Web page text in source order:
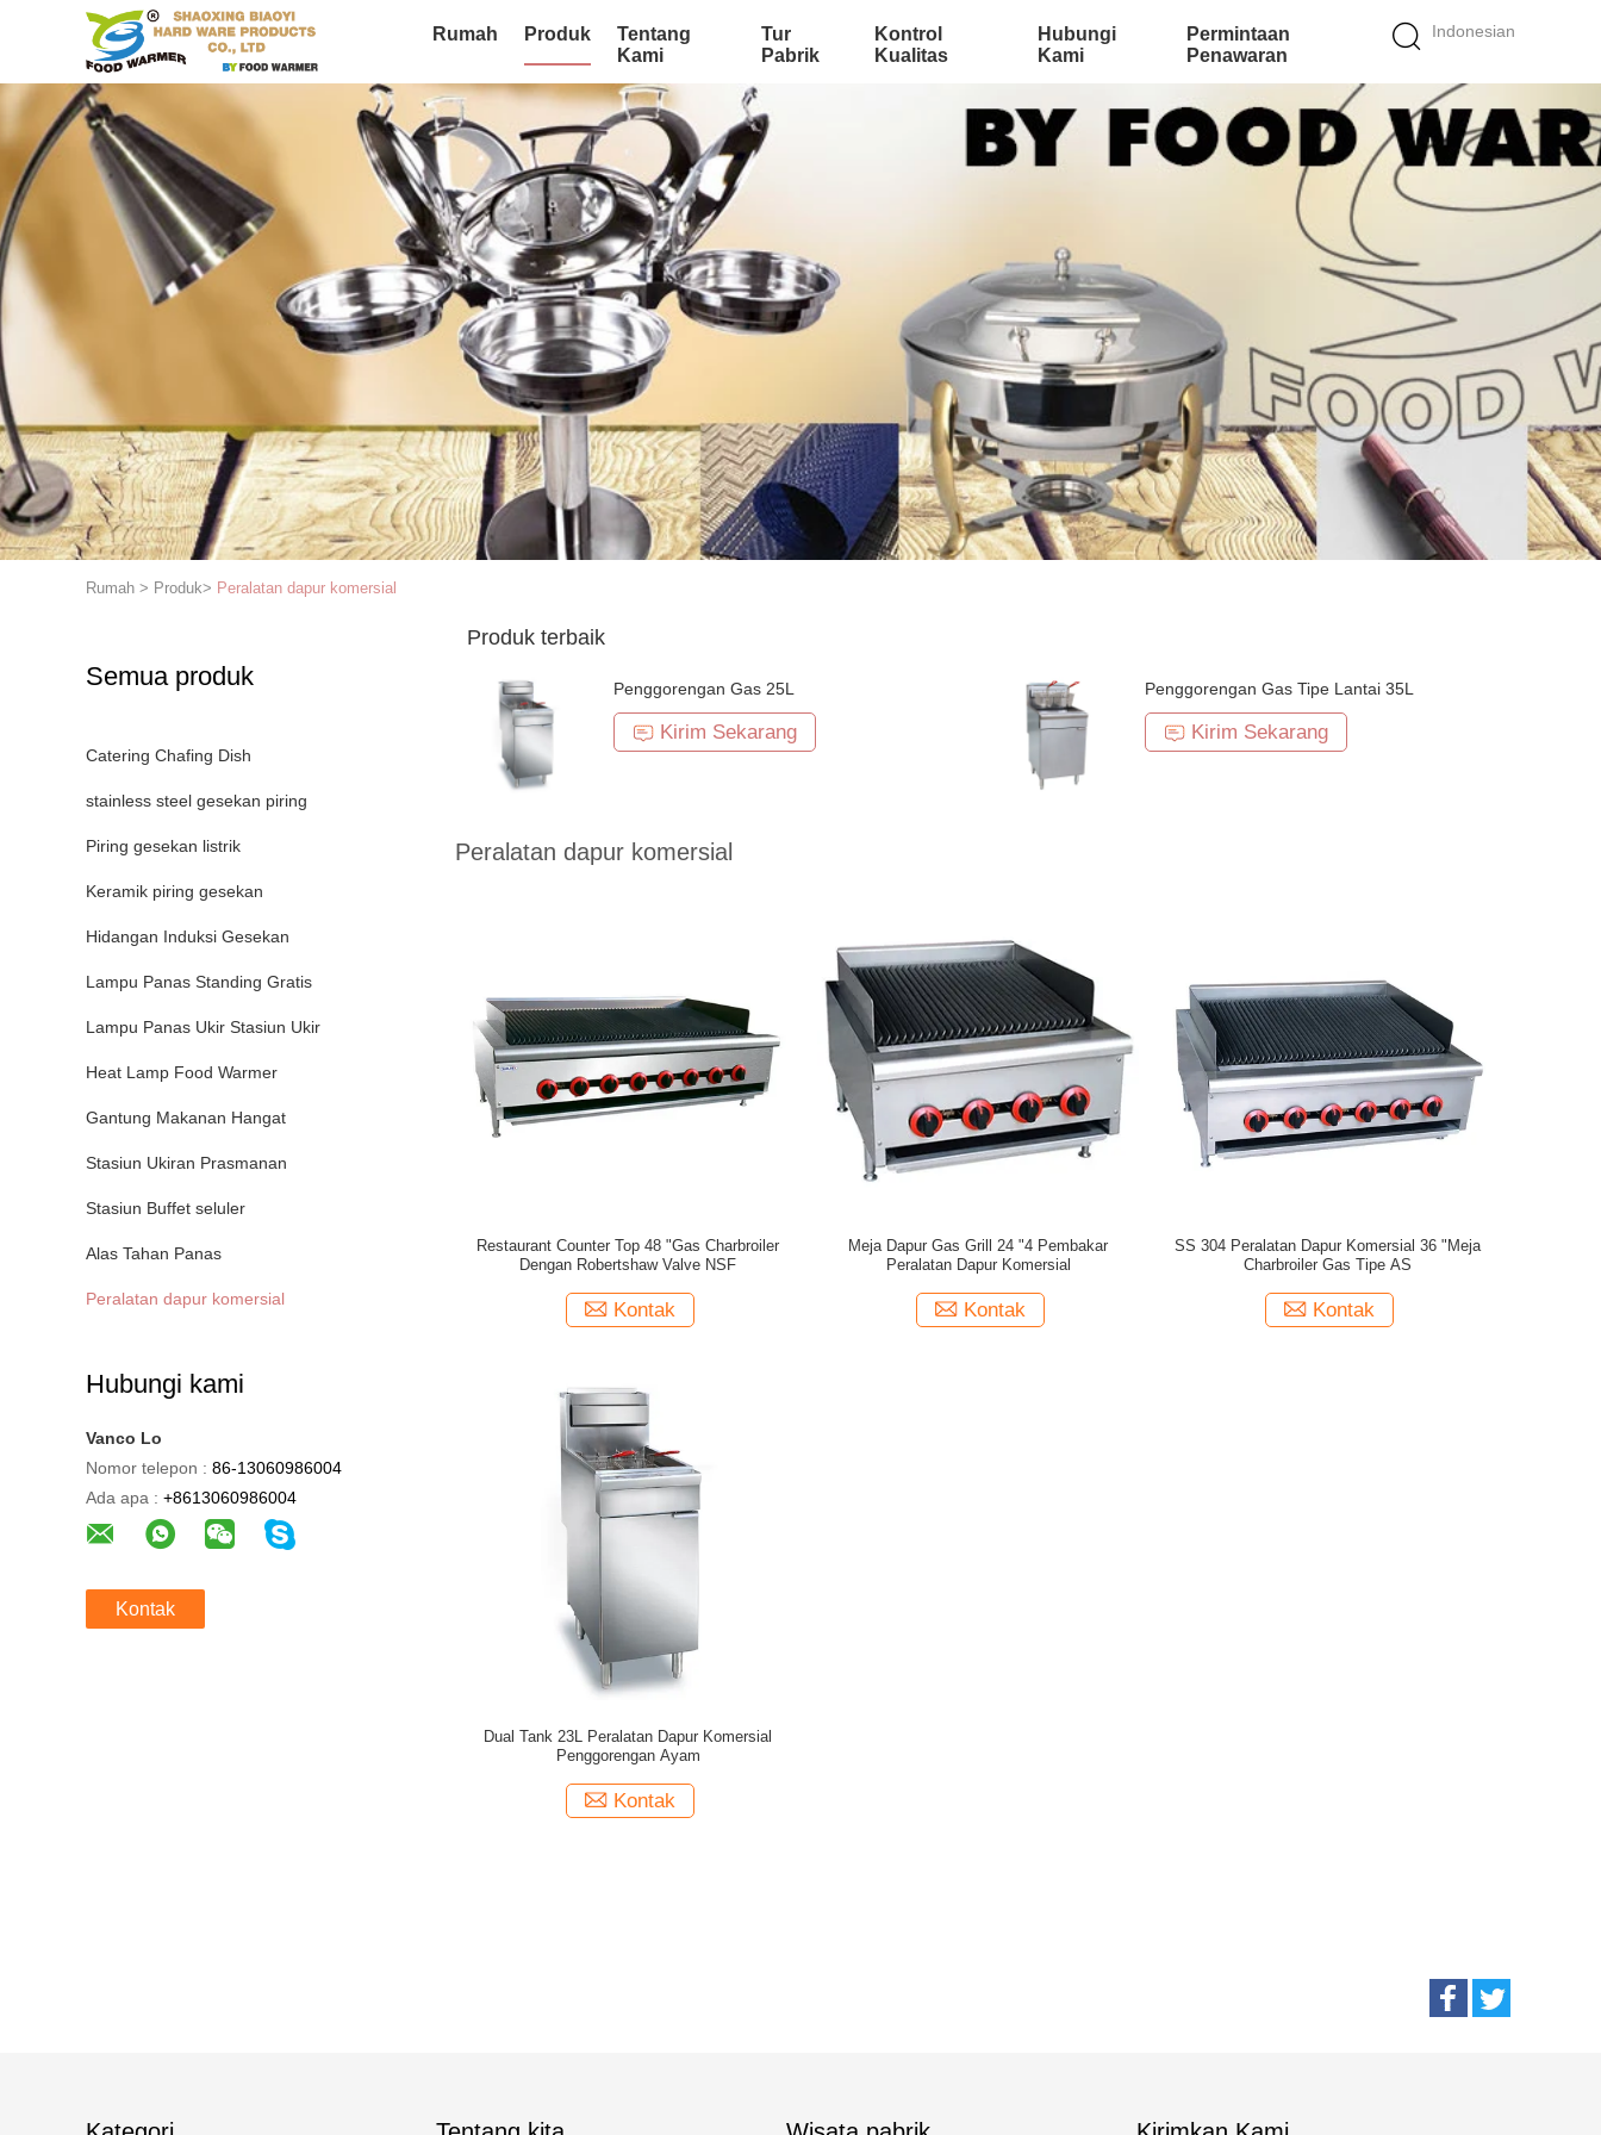
Indonesian
Rumah Produk
Tentang
Kami
Tur
Pabrik
Kontrol
Kualitas
Hubungi
Kami
Permintaan
Penawaran
Rumah > Produk> Peralatan dapur komersial
Semua produk
Catering Chafing Dish
stainless steel gesekan piring
Piring gesekan listrik
Keramik piring gesekan
Hidangan Induksi Gesekan
Lampu Panas Standing Gratis
Lampu Panas Ukir Stasiun Ukir
Heat Lamp Food Warmer
Gantung Makanan Hangat
Stasiun Ukiran Prasmanan
Stasiun Buffet seluler
Alas Tahan Panas
Peralatan dapur komersial
Hubungi kami
Vanco Lo
Nomor telepon : 86-13060986004
Ada apa : +8613060986004
Kontak
Produk terbaik
Penggorengan Gas 25L
Kirim Sekarang
Penggorengan Gas Tipe Lantai 35L
Kirim Sekarang
Peralatan dapur komersial
Restaurant Counter Top 48 "Gas Charbroiler
Dengan Robertshaw Valve NSF
Kontak
Meja Dapur Gas Grill 24 "4 Pembakar
Peralatan Dapur Komersial
Kontak
SS 304 Peralatan Dapur Komersial 36 "Meja
Charbroiler Gas Tipe AS
Kontak
Dual Tank 23L Peralatan Dapur Komersial
Penggorengan Ayam
Kontak